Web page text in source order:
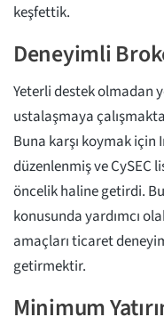
keşfettik.
Deneyimli
Yeterli destek olmadan
ustalaşmaya
Buna karşı koymak için
düzenlenmiş ve CySEC
öncelik haline getirdi.
konusunda yardımcı
amaçları ticaret
getirmektir.
Minimum